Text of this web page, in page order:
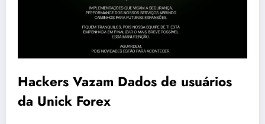
Hackers Vazam Dados de usuários
da Unick Forex